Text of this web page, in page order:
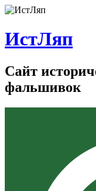
ИстЛяп
Сайт
фальшивок